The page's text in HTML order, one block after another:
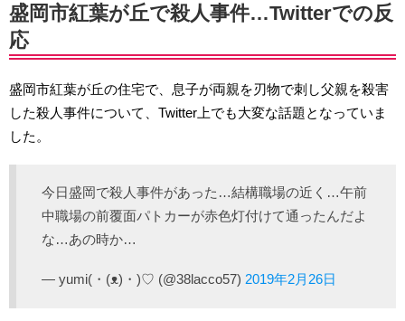
盛岡市紅葉が丘で殺人事件…Twitterでの反
応
盛岡市紅葉が丘の住宅で、息子が両親を刃物で刺し父親を殺害
した殺人事件について、Twitter上でも大変な話題となっていま
した。
今日盛岡で殺人事件があった…結構職場の近く…午前
中職場の前覆面パトカーが赤色灯付けて通ったんだよ
な…あの時か…
— yumi(・(ᴥ)・)♡ (@38lacco57) 2019年2月26日